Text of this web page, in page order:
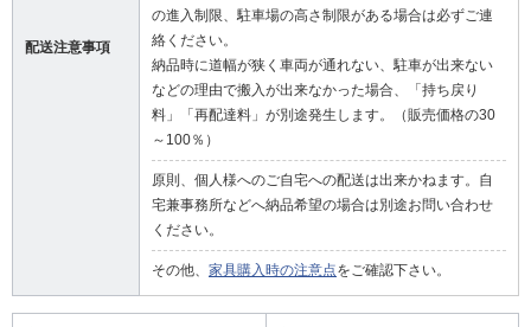
配送注意事項
の進入制限、駐車場の高さ制限がある場合は必ずご連
絡ください。
納品時に道幅が狭く車両が通れない、駐車が出来ない
などの理由で搬入が出来なかった場合、「持ち戻り
料」「再配達料」が別途発生します。（販売価格の30
～100％）
原則、個人様へのご自宅への配送は出来かねます。自
宅兼事務所などへ納品希望の場合は別途お問い合わせ
ください。
その他、 家具購入時の注意点をご確認下さい。